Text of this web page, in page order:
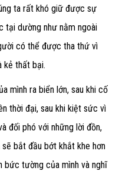
ta rất khó giữ được sự
tại dường như nằm ngoài
có thể được tha thứ vì
kẻ thất bại.
mình ra biển lớn, sau khi cố
thời đại, sau khi kiệt sức vì
đối phó với những lời đồn,
bắt đầu bớt khắt khe hơn
bức tường của mình và nghĩ